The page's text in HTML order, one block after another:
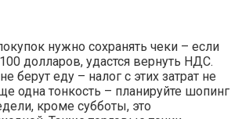
нужно сохранять чеки – если
долларов, удастся вернуть НДС.
берут еду – налог с этих затрат не
одна тонкость – планируйте шопинг
кроме субботы, это